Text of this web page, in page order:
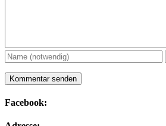
Facebook: